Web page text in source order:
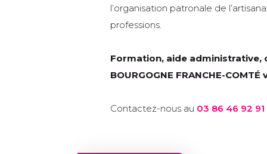
l’organisation patronale de
professions.
Formation, aide administrative,
BOURGOGNE FRANCHE-
Contactez-nous au 03 86 46 92 91